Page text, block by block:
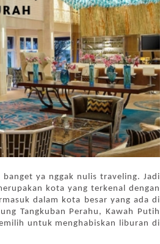
ya nggak nulis traveling. Jadi
kota yang terkenal dengan
dalam kota besar yang ada di
Tangkuban Perahu, Kawah Putih
untuk menghabiskan liburan di